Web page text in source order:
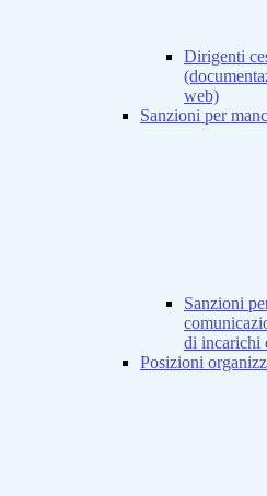
Dirigenti
web)
Sanzioni per
Sanzioni
di incarichi
Posizioni